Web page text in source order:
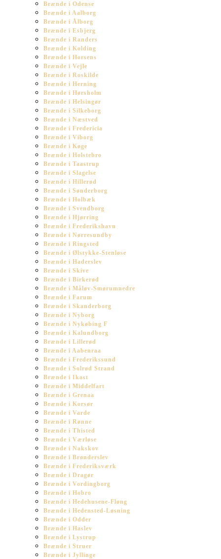
Brænde i Odense
Brænde i Aalborg
Brænde i Ålborg
Brænde i Esbjerg
Brænde i Randers
Brænde i Kolding
Brænde i Horsens
Brænde i Vejle
Brænde i Roskilde
Brænde i Herning
Brænde i Hørsholm
Brænde i Helsingør
Brænde i Silkeborg
Brænde i Næstved
Brænde i Fredericia
Brænde i Viborg
Brænde i Køge
Brænde i Holstebro
Brænde i Taastrup
Brænde i Slagelse
Brænde i Hillerød
Brænde i Sønderborg
Brænde i Holbæk
Brænde i Svendborg
Brænde i Hjørring
Brænde i Frederikshavn
Brænde i Nørresundby
Brænde i Ringsted
Brænde i Ølstykke-Stenløse
Brænde i Haderslev
Brænde i Skive
Brænde i Birkerød
Brænde i Måløv-Smørumnedre
Brænde i Farum
Brænde i Skanderborg
Brænde i Nyborg
Brænde i Nykøbing F
Brænde i Kalundborg
Brænde i Lillerød
Brænde i Aabenraa
Brænde i Frederikssund
Brænde i Solrød Strand
Brænde i Ikast
Brænde i Middelfart
Brænde i Grenaa
Brænde i Korsør
Brænde i Varde
Brænde i Rønne
Brænde i Thisted
Brænde i Værløse
Brænde i Nakskov
Brænde i Brønderslev
Brænde i Frederiksværk
Brænde i Dragør
Brænde i Vordingborg
Brænde i Hobro
Brænde i Hedehusene-Fløng
Brænde i Hedensted-Løsning
Brænde i Odder
Brænde i Haslev
Brænde i Lystrup
Brænde i Struer
Brænde i Jyllinge